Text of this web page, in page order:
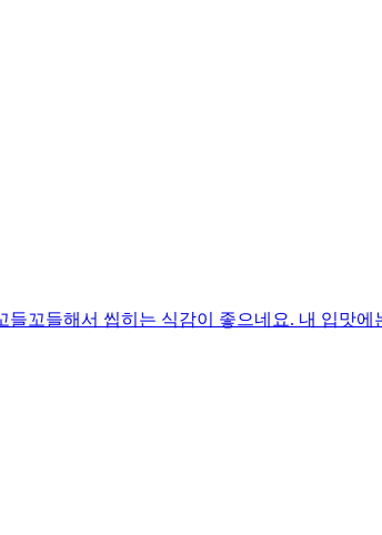
꼬들해서 씹히는 식감이 좋으네요. 내 입맛